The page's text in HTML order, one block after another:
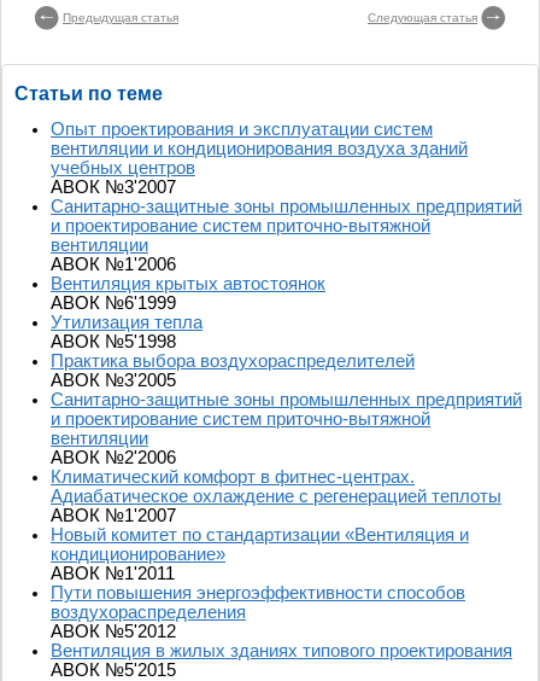
Предыдущая статья Следующая статья
Статьи по теме
Опыт проектирования и эксплуатации систем
вентиляции и кондиционирования воздуха зданий
учебных центров
АВОК №3'2007
Санитарно-защитные зоны промышленных предприятий
и проектирование систем приточно-вытяжной
вентиляции
АВОК №1'2006
Вентиляция крытых автостоянок
АВОК №6'1999
Утилизация тепла
АВОК №5'1998
Практика выбора воздухораспределителей
АВОК №3'2005
Санитарно-защитные зоны промышленных предприятий
и проектирование систем приточно-вытяжной
вентиляции
АВОК №2'2006
Климатический комфорт в фитнес-центрах.
Адиабатическое охлаждение с регенерацией теплоты
АВОК №1'2007
Новый комитет по стандартизации «Вентиляция и
кондиционирование»
АВОК №1'2011
Пути повышения энергоэффективности способов
воздухораспределения
АВОК №5'2012
Вентиляция в жилых зданиях типового проектирования
АВОК №5'2015